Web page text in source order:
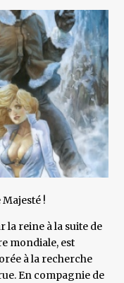
!
la reine à la suite de
mondiale, est
à la recherche
En compagnie de